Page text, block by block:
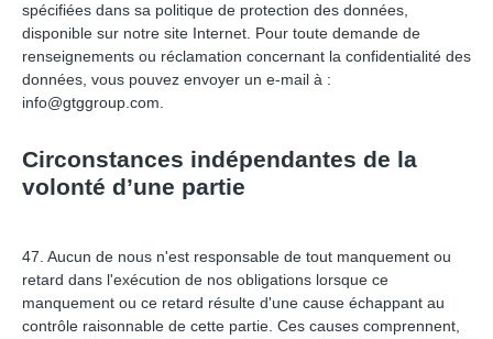
spécifiées dans sa politique de protection des données,
disponible sur notre site Internet. Pour toute demande de
renseignements ou réclamation concernant la confidentialité des
données, vous pouvez envoyer un e-mail à :
info@gtggroup.com.
Circonstances indépendantes de la
volonté d’une partie
47. Aucun de nous n'est responsable de tout manquement ou
retard dans l'exécution de nos obligations lorsque ce
manquement ou ce retard résulte d'une cause échappant au
contrôle raisonnable de cette partie. Ces causes comprennent,